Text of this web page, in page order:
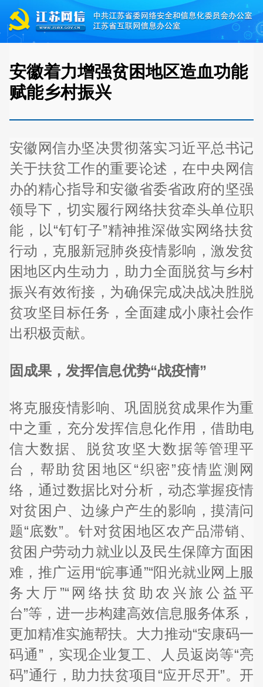
安徽着力增强贫困地区造血功能
赋能乡村振兴
安徽网信办坚决贯彻落实习近平总书记
关于扶贫工作的重要论述，在中央网信
办的精心指导和安徽省委省政府的坚强
领导下，切实履行网络扶贫牵头单位职
能，以“钉钉子”精神推深做实网络扶贫
行动，克服新冠肺炎疫情影响，激发贫
困地区内生动力，助力全面脱贫与乡村
振兴有效衔接，为确保完成决战决胜脱
贫攻坚目标任务，全面建成小康社会作
出积极贡献。
固成果，发挥信息优势“战疫情”
将克服疫情影响、巩固脱贫成果作为重
中之重，充分发挥信息化作用，借助电
信大数据、脱贫攻坚大数据等管理平
台，帮助贫困地区“织密”疫情监测网
络，通过数据比对分析，动态掌握疫情
对贫困户、边缘户产生的影响，摸清问
题“底数”。针对贫困地区农产品滞销、
贫困户劳动力就业以及民生保障方面困
难，推广运用“皖事通”“阳光就业网上服
务大厅”“网络扶贫助农兴旅公益平
台”等，进一步构建高效信息服务体系，
更加精准实施帮扶。大力推动“安康码一
码通”，实现企业复工、人员返岗等“亮
码”通行，助力扶贫项目“应开尽开”。开